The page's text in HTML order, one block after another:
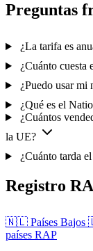
Preguntas
¿La tarifa es
¿Cuánto cuesta
¿Puedo usar mi
¿Qué es el
¿Cuántos
la UE?
¿Cuánto tarda
Registro
🇳🇱 Países Bajos
países RAP